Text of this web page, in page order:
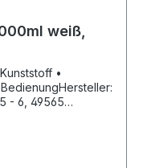
weiß,
•
- 6, 49565